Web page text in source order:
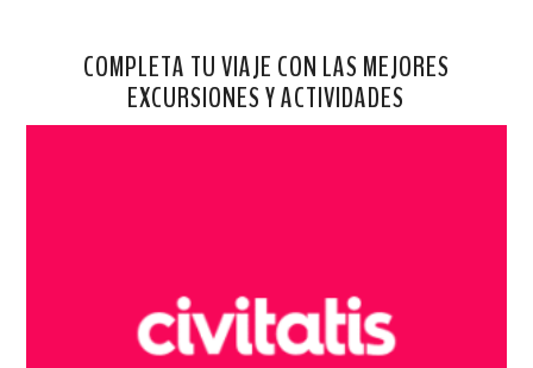
COMPLETA TU VIAJE CON LAS MEJORES
EXCURSIONES Y ACTIVIDADES